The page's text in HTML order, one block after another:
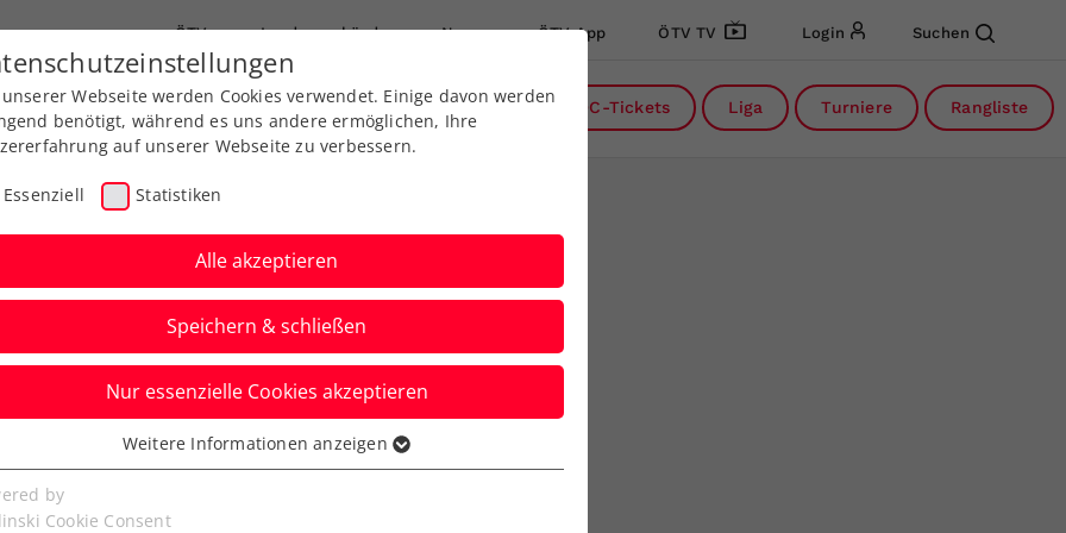
ÖTV Landesverbände News ÖTV App ÖTV TV Login Suchen
Ausbildung Services Über uns DC-Tickets Liga Turniere Rangliste
Grabher startet
März in Antalya
Webseite werden Cookies verwendet. Einige davon werden
benötigt, während es uns andere ermöglichen, Ihre
auf unserer Webseite zu verbessern.
Essenziell Statistiken
Alle akzeptieren
Speichern & schließen
Nur essenzielle Cookies akzeptieren
Cookies werden für grundlegende Funktionen der
benötigt. Dadurch ist gewährleistet, dass die Webseite
Weitere Informationen anzeigen
by
Cookie Consent